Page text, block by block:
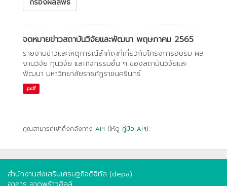
กรองผลลัพธ์
จดหมายข่าวสถาบันวิจัยและพัฒนา พฤษภาคม 2565
รายงานข่าวและเหตุการณ์สำคัญที่เกี่ยวกับโครงการอบรม ผล
งานวิจัย ทุนวิจัย และกิจกรรมอื่น ๆ ของสถาบันวิจัยและ
พัฒนา มหาวิทยาลัยราชภัฏราชนครินทร์
.pdf
คุณสามารถเข้าถึงคลังทาง API (ให้ดู คู่มือ API).
สำนักงานส่งเสริมเศรษฐกิจดิจิทัล (depa)